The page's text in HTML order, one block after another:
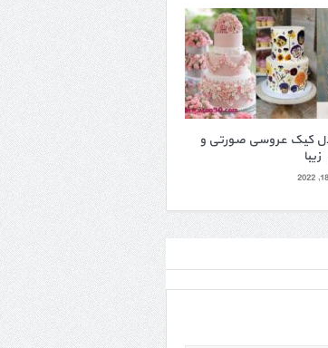
مدل کیک عروسی صورتی و